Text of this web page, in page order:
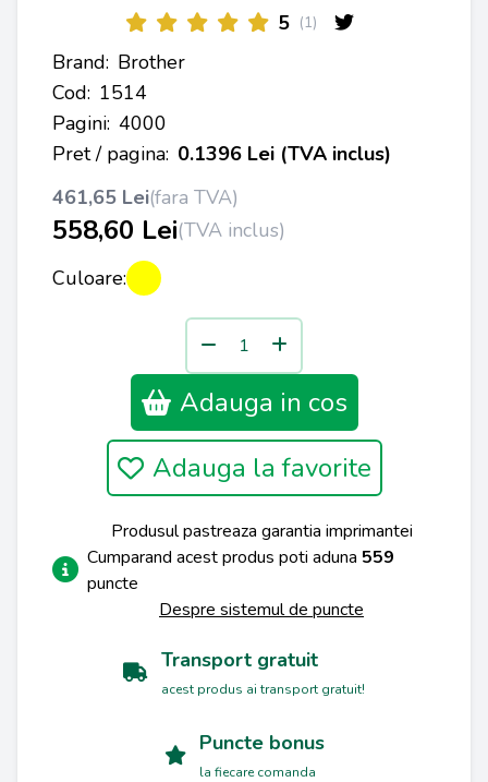
5 (1)
Brand: Brother
Cod: 1514
Pagini: 4000
Pret / pagina: 0.1396 Lei (TVA inclus)
461,65 Lei(fara TVA)
558,60 Lei(TVA inclus)
Culoare:
Adauga in cos
Adauga la favorite
Produsul pastreaza garantia imprimantei
Cumparand acest produs poti aduna 559
puncte
Despre sistemul de puncte
Transport gratuit
acest produs ai transport gratuit!
Puncte bonus
la fiecare comanda